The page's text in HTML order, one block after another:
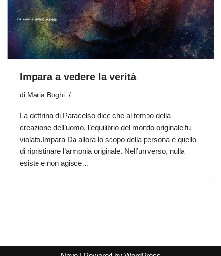
Impara a vedere la verità
di Maria Boghi
La dottrina di Paracelso dice che al tempo della
creazione dell’uomo, l’equilibrio del mondo originale fu
violato.Impara Da allora lo scopo della persona è quello
di ripristinare l’armonia originale. Nell’universo, nulla
esiste e non agisce…